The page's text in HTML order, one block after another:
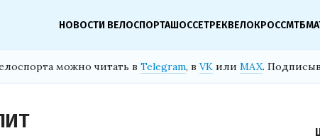
НОВОСТИ ВЕЛОСПОРТАШОССЕТРЕКВЕЛОКРОССМТБ
можно читать в Telegram, в VK или MAX.